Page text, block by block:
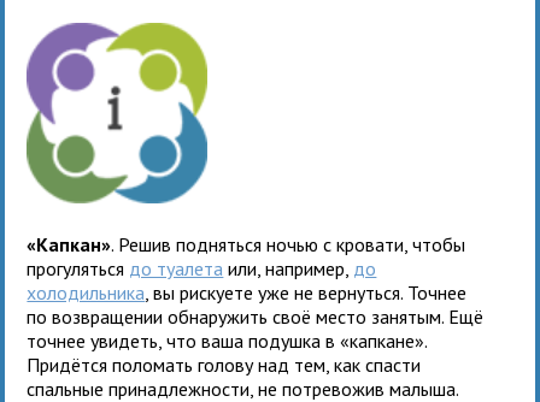
«Капкан». Решив подняться ночью с кровати, чтобы
прогуляться до туалета или, например, до
холодильника , вы рискуете уже не вернуться. Точнее
по возвращении обнаружить своё место занятым. Ещё
точнее увидеть, что ваша подушка в «капкане».
Придётся поломать голову над тем, как спасти
спальные принадлежности, не потревожив малыша.